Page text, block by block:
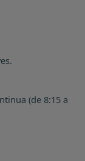
(de 8:15 a